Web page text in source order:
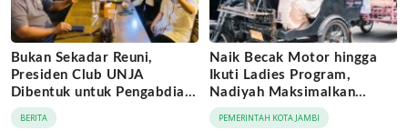
Bukan Sekadar Reuni,
Presiden Club UNJA
Dibentuk untuk Pengabdian
Lintas Generasi
BERITA
Naik Becak Motor hingga
Ikuti Ladies Program,
Nadiyah Maksimalkan
Momentum Rakernas
APEKSI di Medan
PEMERINTAH KOTA JAMBI